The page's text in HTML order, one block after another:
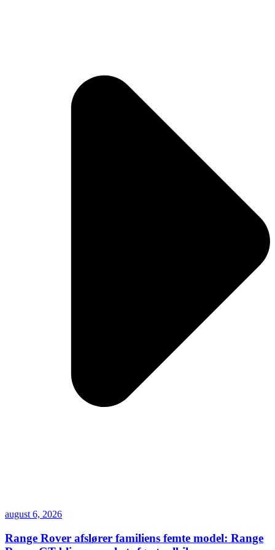
august 6, 2026
Range Rover afslører familiens femte model: Range